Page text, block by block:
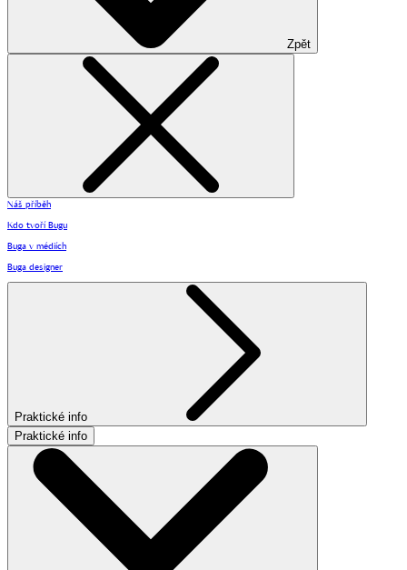
Zpět
Náš příběh
Kdo tvoří Bugu
Buga v médiích
Buga designer
Praktické info
Praktické info